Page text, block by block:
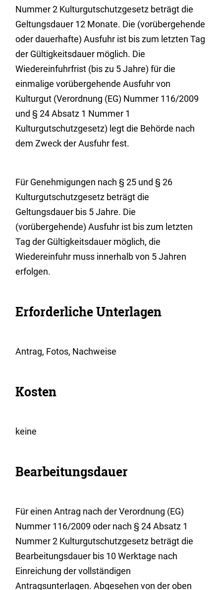
Nummer 2 Kulturgutschutzgesetz beträgt die
Geltungsdauer 12 Monate. Die (vorübergehende
oder dauerhafte) Ausfuhr ist bis zum letzten Tag
der Gültigkeitsdauer möglich. Die
Wiedereinfuhrfrist (bis zu 5 Jahre) für die
einmalige vorübergehende Ausfuhr von
Kulturgut (Verordnung (EG) Nummer 116/2009
und § 24 Absatz 1 Nummer 1
Kulturgutschutzgesetz) legt die Behörde nach
dem Zweck der Ausfuhr fest.
Für Genehmigungen nach § 25 und § 26
Kulturgutschutzgesetz beträgt die
Geltungsdauer bis 5 Jahre. Die
(vorübergehende) Ausfuhr ist bis zum letzten
Tag der Gültigkeitsdauer möglich, die
Wiedereinfuhr muss innerhalb von 5 Jahren
erfolgen.
Erforderliche Unterlagen
Antrag, Fotos, Nachweise
Kosten
keine
Bearbeitungsdauer
Für einen Antrag nach der Verordnung (EG)
Nummer 116/2009 oder nach § 24 Absatz 1
Nummer 2 Kulturgutschutzgesetz beträgt die
Bearbeitungsdauer bis 10 Werktage nach
Einreichung der vollständigen
Antragsunterlagen. Abgesehen von der oben